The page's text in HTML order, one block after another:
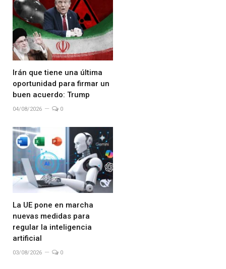
Irán que tiene una última
oportunidad para firmar un
buen acuerdo: Trump
04/08/2026 0
La UE pone en marcha
nuevas medidas para
regular la inteligencia
artificial
03/08/2026 0